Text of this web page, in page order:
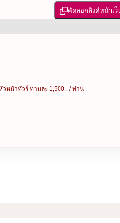
คัดลอกลิงค์หน้าเว็
หน้าทัวร์ ท่านละ 1,500.- / ท่าน